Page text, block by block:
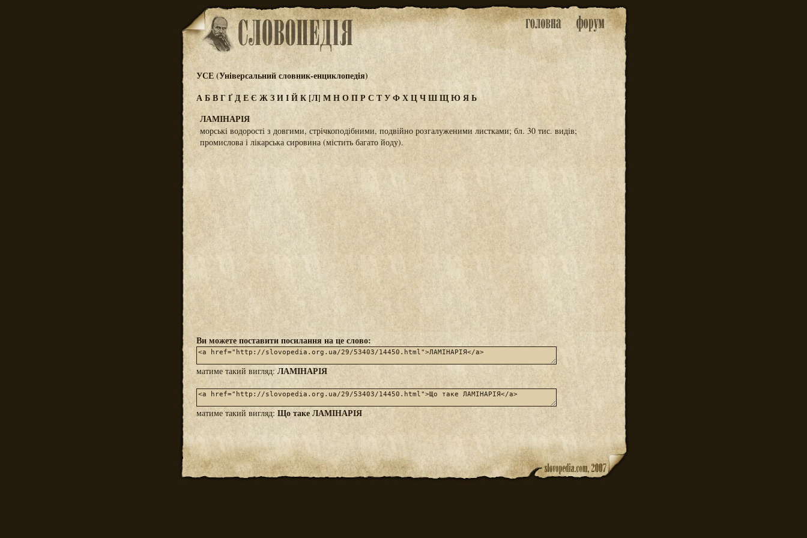
УСЕ (Універсальний словник-енциклопедія)
АБВГҐДЕЄ ЖЗИІЙК[Л] МНОПРС ТУФХЦЧШЩЮ ЯЬ
ЛАМІНАРІЯ
морські водорості з довгими, стрічкоподібними, подвійно розгалуженими листками; бл. 30 тис. видів;
промислова і лікарська сировина (містить багато йоду).
Ви можете поставити посилання на це слово:
матиме такий вигляд:ЛАМІНАРІЯ
матиме такий вигляд: Що таке ЛАМІНАРІЯ